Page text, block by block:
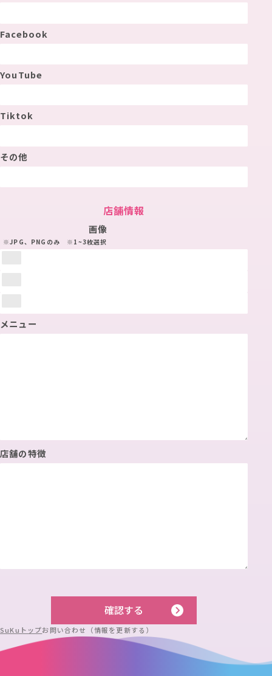
Facebook
YouTube
Tiktok
その他
店舗情報
画像
※JPG、PNGのみ ※1~3枚選択
メニュー
店舗の特徴
SuKuトップお問い合わせ（情報を更新する）